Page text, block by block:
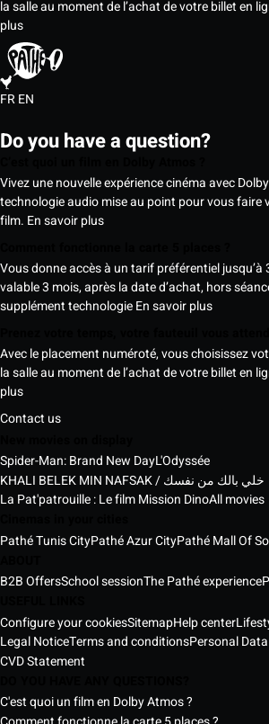
la salle au moment de l’achat de votre billet en
plus
FREN
Do you have a question?
Vivez une nouvelle expérience cinéma avec
technologie audio mise au point pour vous faire
film. En savoir plus
Vous donne accès à un tarif préférentiel jusqu’à
valable 3 mois, après la date d’achat, hors
supplément technologieEn savoir plus
Avec le placement numéroté, vous choisissez
la salle au moment de l’achat de votre billet en
plus
Contact us
Spider-Man: Brand New DayL'Odyssée
KHALI BELEK MIN NAFSAK / خلي بالك من نفسك
La Pat'patrouille : Le film Mission DinoAll movies
Pathé Tunis CityPathé Azur CityPathé Mall Of
B2B OffersSchool sessionThe Pathé experience
Configure your cookiesSitemapHelp center
Legal NoticeTerms and conditionsPersonal
CVD Statement
C'est quoi un film en Dolby Atmos ?